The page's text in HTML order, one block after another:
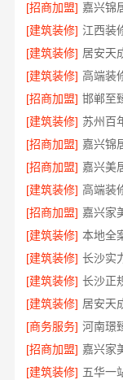
[招商加盟]
[建筑装修]
[建筑装修] 居安天
[建筑装修] 高端装
[招商加盟]
[建筑装修] 苏州百
[招商加盟] 嘉兴锦
[招商加盟] 嘉兴美
[建筑装修]
[招商加盟]
[建筑装修] 本地全
[建筑装修] 长沙实
[建筑装修] 长沙正
[建筑装修]
[商务服务]
[招商加盟]
[建筑装修]